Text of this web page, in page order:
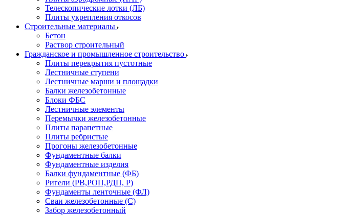
Телескопические лотки (ЛБ)
Плиты укрепления откосов
Строительные материалы
Бетон
Раствор строительный
Гражданское и промышленное строительство
Плиты перекрытия пустотные
Лестничные ступени
Лестничные марши и площадки
Балки железобетонные
Блоки ФБС
Лестничные элементы
Перемычки железобетонные
Плиты парапетные
Плиты ребристые
Прогоны железобетонные
Фундаментные балки
Фундаментные изделия
Балки фундаментные (ФБ)
Ригели (РВ,РОП,РДП, Р)
Фундаменты ленточные (ФЛ)
Сваи железобетонные (С)
Забор железобетонный